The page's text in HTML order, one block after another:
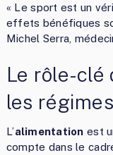
« Le sport est un
effets bénéfiques
Michel Serra,
Le rôle-clé
les
L’alimentation est
compte dans le